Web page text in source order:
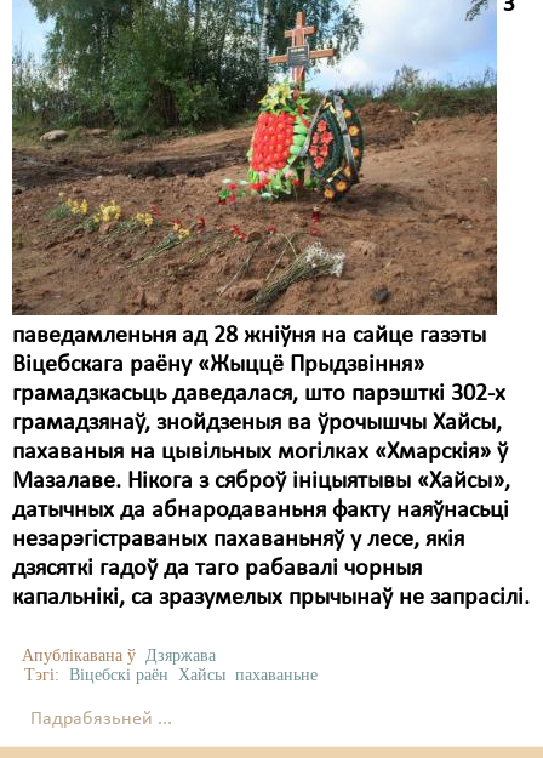
паведамленьня ад 28 жніўня на сайце газэты
Віцебскага раёну «Жыццё Прыдзвіння»
грамадзкасьць даведалася, што парэшткі 302-х
грамадзянаў, знойдзеныя ва ўрочышчы Хайсы,
пахаваныя на цывільных могілках «Хмарскія» ў
Мазалаве. Нікога з сяброў ініцыятывы «Хайсы»,
датычных да абнародаваньня факту наяўнасьці
незарэгістраваных пахаваньняў у лесе, якія
дзясяткі гадоў да таго рабавалі чорныя
капальнікі, са зразумелых прычынаў не запрасілі.
Апублікавана ў Дзяржава
Тэгі: Віцебскі раён Хайсы пахаваньне
Падрабязьней ...